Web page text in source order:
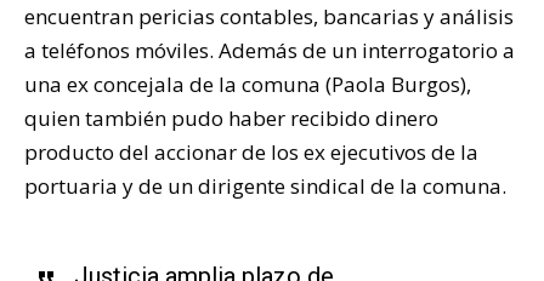
encuentran pericias contables, bancarias y análisis
a teléfonos móviles. Además de un interrogatorio a
una ex concejala de la comuna (Paola Burgos),
quien también pudo haber recibido dinero
producto del accionar de los ex ejecutivos de la
portuaria y de un dirigente sindical de la comuna.